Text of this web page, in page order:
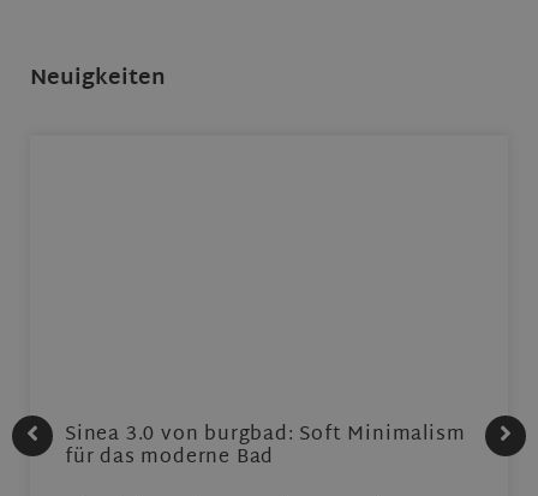
Neuigkeiten
Sinea 3.0 von burgbad: Soft Minimalism
für das moderne Bad